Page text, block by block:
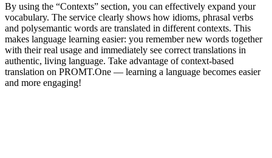
By using the “Contexts” section, you can effectively expand your
vocabulary. The service clearly shows how idioms, phrasal verbs
and polysemantic words are translated in different contexts. This
makes language learning easier: you remember new words together
with their real usage and immediately see correct translations in
authentic, living language. Take advantage of context-based
translation on PROMT.One — learning a language becomes easier
and more engaging!